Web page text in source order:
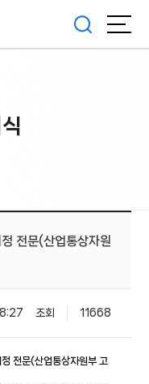
전문(산업통상자원
조회 11668
전문(산업통상자원부 고